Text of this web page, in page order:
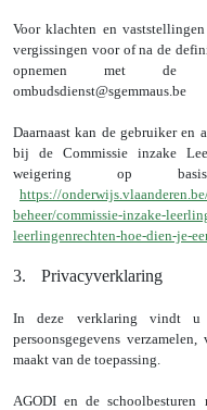
Voor klachten en
vergissingen voor of na de
opnemen met de
ombudsdienst@sgemmaus.be
Daarnaast kan de gebruiker en
bij de Commissie inzake
weigering op
https://
beheer/commissie-inzake-
leerlingenrechten-hoe-dien-je-
3. Privacyverklaring
In deze verklaring vindt u
persoonsgegevens
maakt van de toepassing.
AGODI en de schoolbesturen